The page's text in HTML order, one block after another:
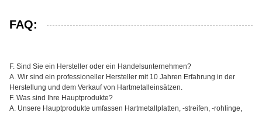
FAQ:
F. Sind Sie ein Hersteller oder ein Handelsunternehmen?
A. Wir sind ein professioneller Hersteller mit 10 Jahren Erfahrung in der
Herstellung und dem Verkauf von Hartmetalleinsätzen.
F. Was sind Ihre Hauptprodukte?
A. Unsere Hauptprodukte umfassen Hartmetallplatten, -streifen, -rohlinge,